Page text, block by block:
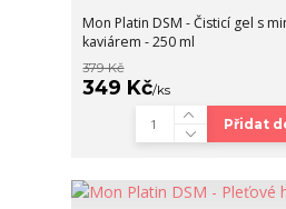
Mon Platin DSM - Čisticí gel s
kaviárem - 250 ml
379 Kč
349 Kč/ks
Přidat